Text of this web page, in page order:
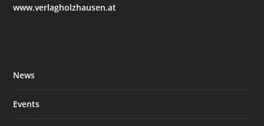
www.verlagholzhausen.at
News
Events